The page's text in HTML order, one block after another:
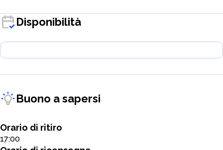
Disponibilità
Buono a sapersi
Orario di ritiro
17:00